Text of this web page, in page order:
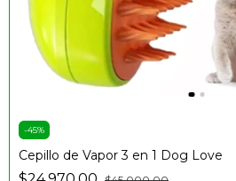
-45%
Cepillo de Vapor 3 en 1 Dog Love